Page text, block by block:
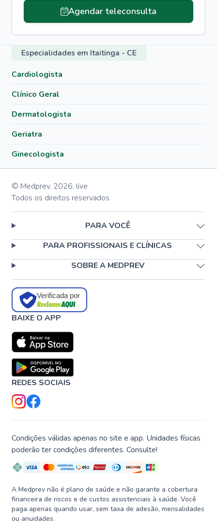
Agendar teleconsulta
Especialidades em Itaitinga - CE
Cardiologista
Clínico Geral
Dermatologista
Geriatra
Ginecologista
© Medprev, 2026, live
Todos os direitos reservados
PARA VOCÊ
PARA PROFISSIONAIS E CLÍNICAS
SOBRE A MEDPREV
Verificada por
BAIXE O APP
REDES SOCIAIS
Condições válidas apenas no site e app. Unidades físicas
poderão ter condições diferentes. Consulte!
A Medprev não é plano de saúde e não garante a cobertura
financeira de riscos e de custos assistenciais à saúde. Você
paga apenas quando usar, sem taxa de adesão, mensalidades
ou anuidades.